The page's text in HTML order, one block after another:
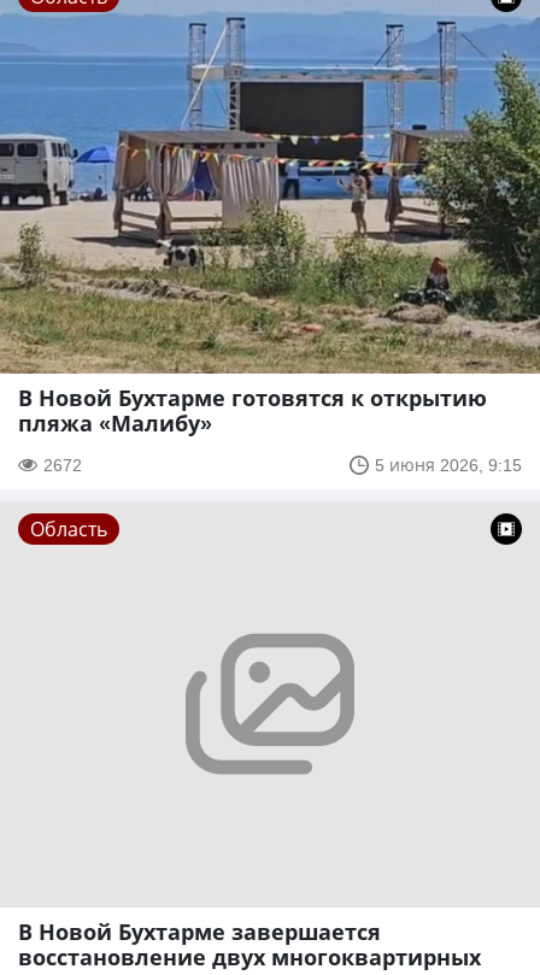
В Новой Бухтарме готовятся к открытию
пляжа «Малибу»
2672 5 июня 2026, 9:15
Область
В Новой Бухтарме завершается
восстановление двух многоквартирных